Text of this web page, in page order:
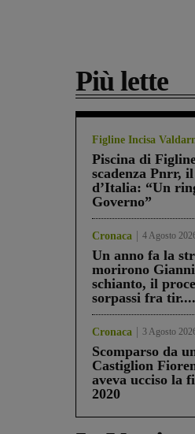
Più lette
Figline Incisa
Piscina di
scadenza Pnrr,
d’Italia: “Un
Governo”
Cronaca 4 Agosto
Un anno fa la
morirono
schianto, il
sorpassi fra tir....
Cronaca 3 Agosto
Scomparso da
Castiglion
aveva ucciso la
2020